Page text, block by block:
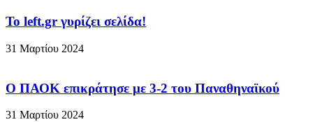
To left.gr γυρίζει σελίδα!
31 Μαρτίου 2024
Ο ΠΑΟΚ επικράτησε με 3-2 του Παναθηναϊκού
31 Μαρτίου 2024